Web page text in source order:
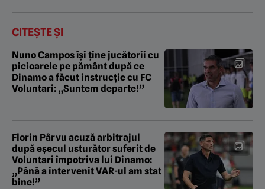
CITEȘTE ȘI
Nuno Campos își ține jucătorii cu
picioarele pe pământ după ce
Dinamo a făcut instrucție cu FC
Voluntari: „Suntem departe!”
Florin Pârvu acuză arbitrajul
după eșecul usturător suferit de
Voluntari împotriva lui Dinamo:
„Până a intervenit VAR-ul am stat
bine!”